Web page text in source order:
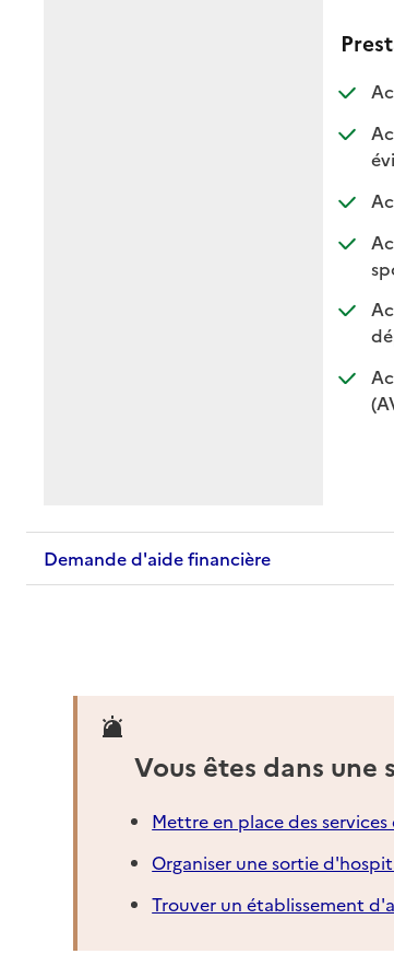
Demande d'aide financière
Vous êtes dans une
Mettre en place des
Organiser une sortie
Trouver un établissement